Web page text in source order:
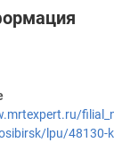
lpu/48130-